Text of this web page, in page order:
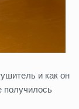
и как он
получилось